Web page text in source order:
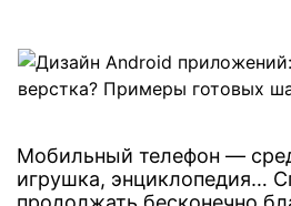
Мобильный телефон —
игрушка, энциклопедия…